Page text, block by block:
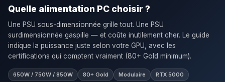
Quelle alimentation PC choisir ?
Une PSU sous-dimensionnée grille tout. Une PSU
surdimensionnée gaspille — et coûte inutilement cher. Le guide
indique la puissance juste selon votre GPU, avec les
certifications qui comptent vraiment (80+ Gold minimum).
650W / 750W / 850W 80+ Gold Modulaire RTX 5000